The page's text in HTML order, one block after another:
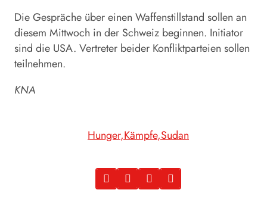
Die Gespräche über einen Waffenstillstand sollen an
diesem Mittwoch in der Schweiz beginnen. Initiator
sind die USA. Vertreter beider Konfliktparteien sollen
teilnehmen.
KNA
Hunger Kämpfe Sudan